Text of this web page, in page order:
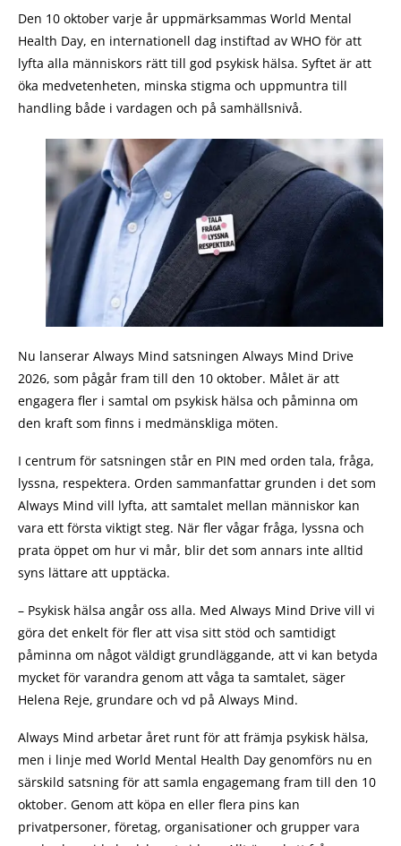
Den 10 oktober varje år uppmärksammas World Mental
Health Day, en internationell dag instiftad av WHO för att
lyfta alla människors rätt till god psykisk hälsa. Syftet är att
öka medvetenheten, minska stigma och uppmuntra till
handling både i vardagen och på samhällsnivå.
Nu lanserar Always Mind satsningen Always Mind Drive
2026, som pågår fram till den 10 oktober. Målet är att
engagera fler i samtal om psykisk hälsa och påminna om
den kraft som finns i medmänskliga möten.
I centrum för satsningen står en PIN med orden tala, fråga,
lyssna, respektera. Orden sammanfattar grunden i det som
Always Mind vill lyfta, att samtalet mellan människor kan
vara ett första viktigt steg. När fler vågar fråga, lyssna och
prata öppet om hur vi mår, blir det som annars inte alltid
syns lättare att upptäcka.
– Psykisk hälsa angår oss alla. Med Always Mind Drive vill vi
göra det enkelt för fler att visa sitt stöd och samtidigt
påminna om något väldigt grundläggande, att vi kan betyda
mycket för varandra genom att våga ta samtalet, säger
Helena Reje, grundare och vd på Always Mind.
Always Mind arbetar året runt för att främja psykisk hälsa,
men i linje med World Mental Health Day genomförs nu en
särskild satsning för att samla engagemang fram till den 10
oktober. Genom att köpa en eller flera pins kan
privatpersoner, företag, organisationer och grupper vara